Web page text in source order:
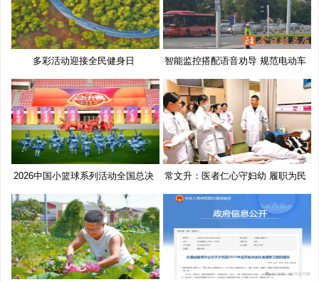
多彩活动迎接全民健身日 智能监控搭配语音劝导 规范电动车
2026中国小篮球系列活动全国总决
常文升：医者仁心守妇幼 履职为民